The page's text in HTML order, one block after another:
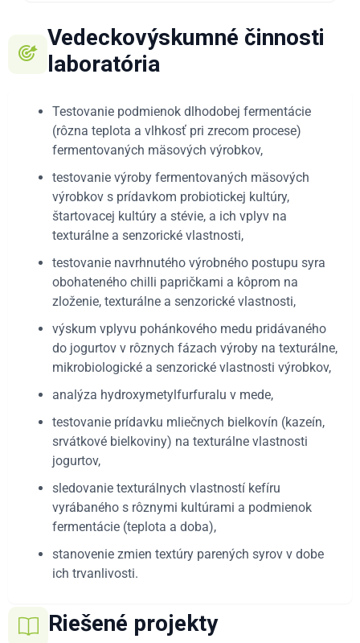
Vedeckovýskumné činnosti
laboratória
Testovanie podmienok dlhodobej fermentácie
(rôzna teplota a vlhkosť pri zrecom procese)
fermentovaných mäsových výrobkov,
testovanie výroby fermentovaných mäsových
výrobkov s prídavkom probiotickej kultúry,
štartovacej kultúry a stévie, a ich vplyv na
texturálne a senzorické vlastnosti,
testovanie navrhnutého výrobného postupu syra
obohateného chilli papričkami a kôprom na
zloženie, texturálne a senzorické vlastnosti,
výskum vplyvu pohánkového medu pridávaného
do jogurtov v rôznych fázach výroby na texturálne,
mikrobiologické a senzorické vlastnosti výrobkov,
analýza hydroxymetylfurfuralu v mede,
testovanie prídavku mliečnych bielkovín (kazeín,
srvátkové bielkoviny) na texturálne vlastnosti
jogurtov,
sledovanie texturálnych vlastností kefíru
vyrábaného s rôznymi kultúrami a podmienok
fermentácie (teplota a doba),
stanovenie zmien textúry parených syrov v dobe
ich trvanlivosti.
Riešené projekty